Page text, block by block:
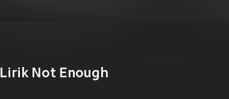
Lirik Not Enough